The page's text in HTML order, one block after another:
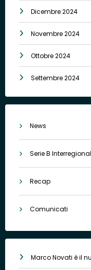
Dicembre 2024
Novembre 2024
Ottobre 2024
Settembre 2024
News
Serie B
Recap
Comunicati
Marco Novati è il